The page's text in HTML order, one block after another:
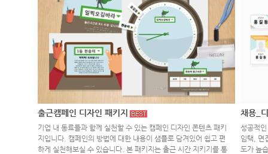
출근캠페인 디자인 패키지
기업 내 동료들과 함께 실천할 수 있는 캠페인 디자인 콘텐츠 패키
지입니다. 캠페인의 방법에 대한 내용이 샘플로 담겨있어 쉽고 편
하게 실천해보실 수 있습니다. 본 패키지는 출근 시간 지키기를 통
채용_
성공적
임택, 면
도가 높